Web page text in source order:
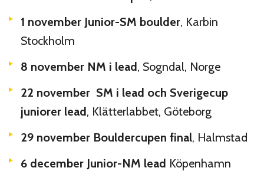
1 november Junior-SM boulder, Karbin
Stockholm
8 november NM i lead, Sogndal, Norge
22 november SM i lead och Sverigecup
juniorer lead, Klätterlabbet, Göteborg
29 november Bouldercupen final, Halmstad
6 december Junior-NM lead Köpenhamn